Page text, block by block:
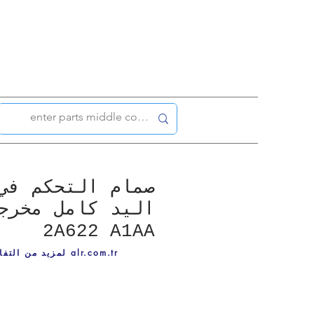
صمام التحكم
2A622 A1AA
لمزيد من التفاصيل ، قم بزيارة alr.com.tr